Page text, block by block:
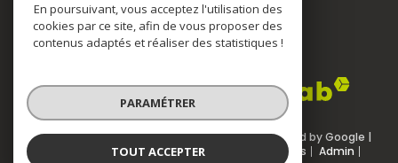
Nous
adhérons
© 2026 | Tous droits réservés | Traduction powered by Google |
Nos honoraires
Plan du site Mentions légales
Admin
En poursuivant, vous acceptez l'utilisation des
cookies par ce site, afin de vous proposer des
contenus adaptés et réaliser des statistiques !
PARAMÉTRER
TOUT ACCEPTER